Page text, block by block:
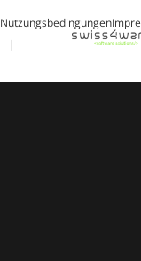
Nutzungsbedingungen